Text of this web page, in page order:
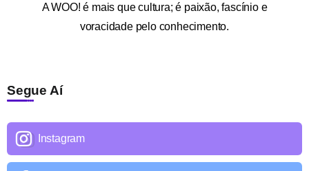
AWOO! é mais que cultura; é paixão, fascínio e
voracidade pelo conhecimento.
Segue Aí
Instagram